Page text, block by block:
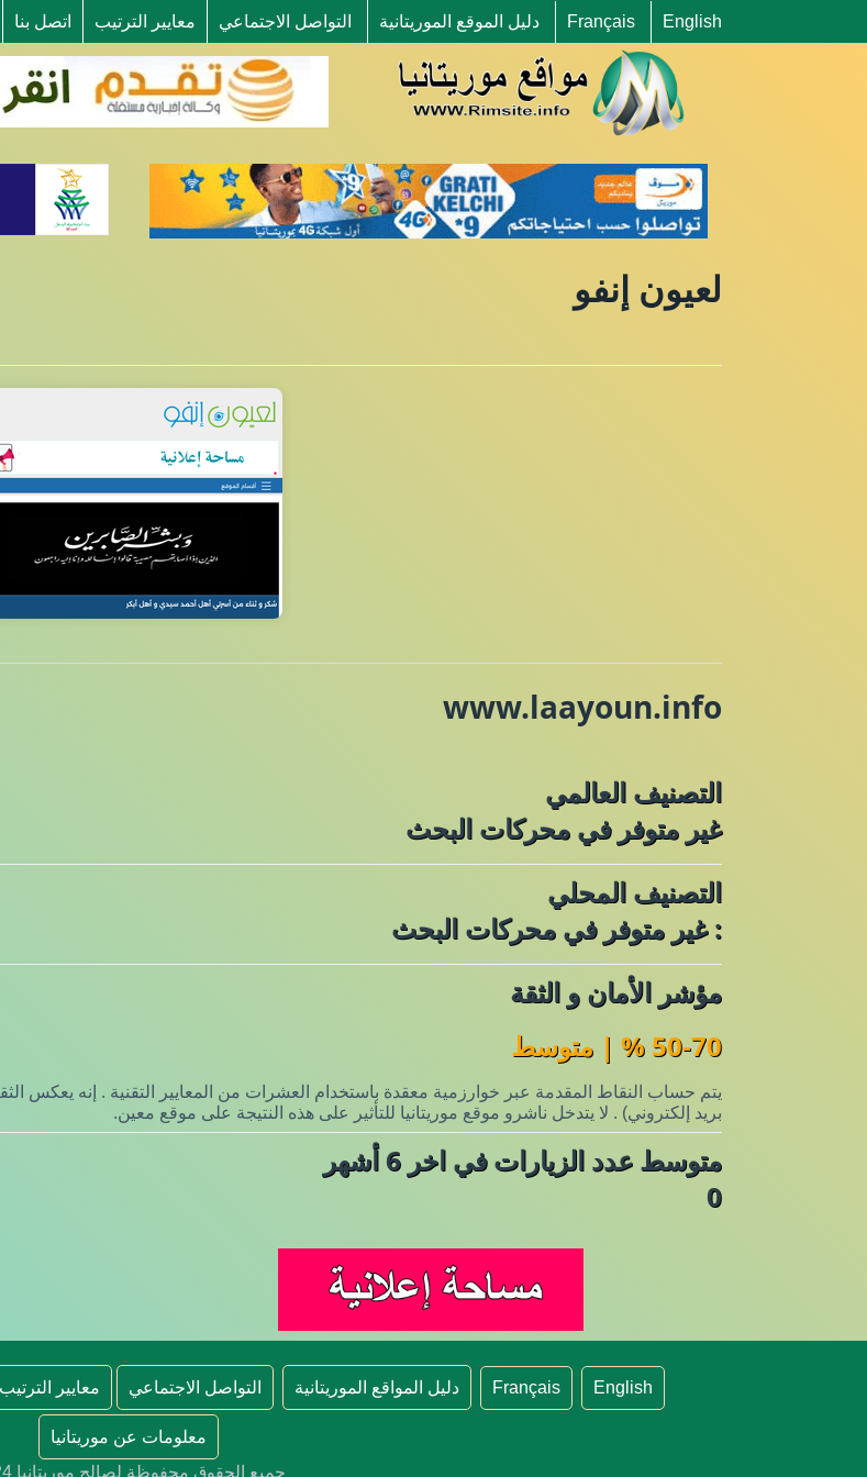
English
Français دليل الموقع الموريتانية التواصل الاجتماعي معايير الترتيب اتصل بنا
لعيون إنفو
www.laayoun.info
التصنيف العالمي
غير متوفر في محركات البحث
التصنيف المحلي
: غير متوفر في محركات البحث
مؤشر الأمان و الثقة
50-70 % | متوسط
يتم حساب النقاط المقدمة عبر خوارزمية معقدة باستخدام العشرات من المعايير التقنية . إنه يعكس
بريد إلكتروني) . لا يتدخل ناشرو موقع موريتانيا للتأثير على هذه النتيجة على موقع معين.
متوسط عدد الزيارات في اخر 6 أشهر
0
English
Français دليل المواقع الموريتانية التواصل الاجتماعي معايير الترتيب
معلومات عن موريتانيا
جميع الحقوق محفوظة لصالح موريتانيا 2024